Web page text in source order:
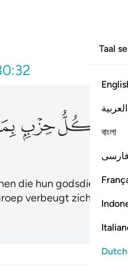
Taal
العربية
বাংলা
فارسی
Dutch
من
ﳍﳎ ﳏﳐ
die hun godsdienst
verbeugt zich in wat